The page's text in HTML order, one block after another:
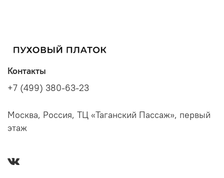
Контакты
+7 (499) 380-63-23
Москва, Россия, ТЦ «Таганский Пассаж», первый
этаж